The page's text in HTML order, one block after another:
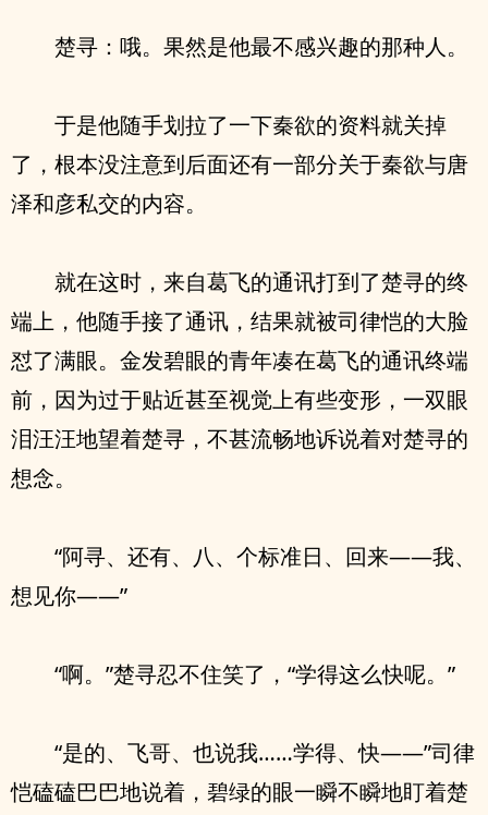
楚寻：哦。果然是他最不感兴趣的那种人。
于是他随手划拉了一下秦欲的资料就关掉
了，根本没注意到后面还有一部分关于秦欲与唐
泽和彦私交的内容。
就在这时，来自葛飞的通讯打到了楚寻的终
端上，他随手接了通讯，结果就被司律恺的大脸
怼了满眼。金发碧眼的青年凑在葛飞的通讯终端
前，因为过于贴近甚至视觉上有些变形，一双眼
泪汪汪地望着楚寻，不甚流畅地诉说着对楚寻的
想念。
“阿寻、还有、八、个标准日、回来——我、
想见你——”
“啊。”楚寻忍不住笑了，“学得这么快呢。”
“是的、飞哥、也说我……学得、快——”司律
恺磕磕巴巴地说着，碧绿的眼一瞬不瞬地盯着楚